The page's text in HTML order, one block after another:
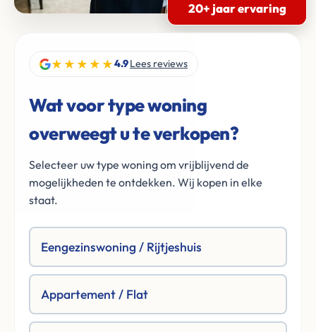
20+ jaar ervaring
★★★★★4.9Lees reviews
Wat voor type woning
overweegt u te verkopen?
Selecteer uw type woning om vrijblijvend de
mogelijkheden te ontdekken. Wij kopen in elke
staat.
Eengezinswoning / Rijtjeshuis
Appartement / Flat